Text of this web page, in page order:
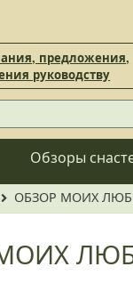
предложения,
руководству
Обзоры
ОБЗОР МОИХ